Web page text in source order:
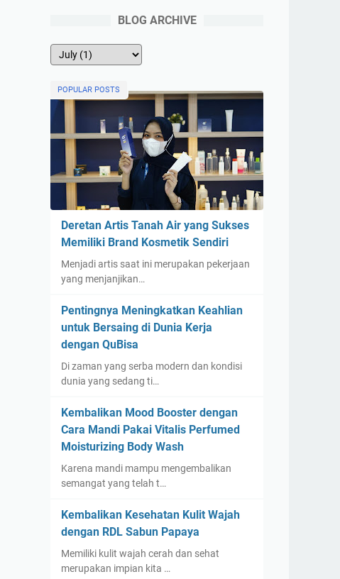
BLOG ARCHIVE
POPULAR POSTS
Deretan Artis Tanah Air yang Sukses
Memiliki Brand Kosmetik Sendiri
Menjadi artis saat ini merupakan pekerjaan
yang menjanjikan…
Pentingnya Meningkatkan Keahlian
untuk Bersaing di Dunia Kerja
dengan QuBisa
Di zaman yang serba modern dan kondisi
dunia yang sedang ti…
Kembalikan Mood Booster dengan
Cara Mandi Pakai Vitalis Perfumed
Moisturizing Body Wash
Karena mandi mampu mengembalikan
semangat yang telah t…
Kembalikan Kesehatan Kulit Wajah
dengan RDL Sabun Papaya
Memiliki kulit wajah cerah dan sehat
merupakan impian kita …